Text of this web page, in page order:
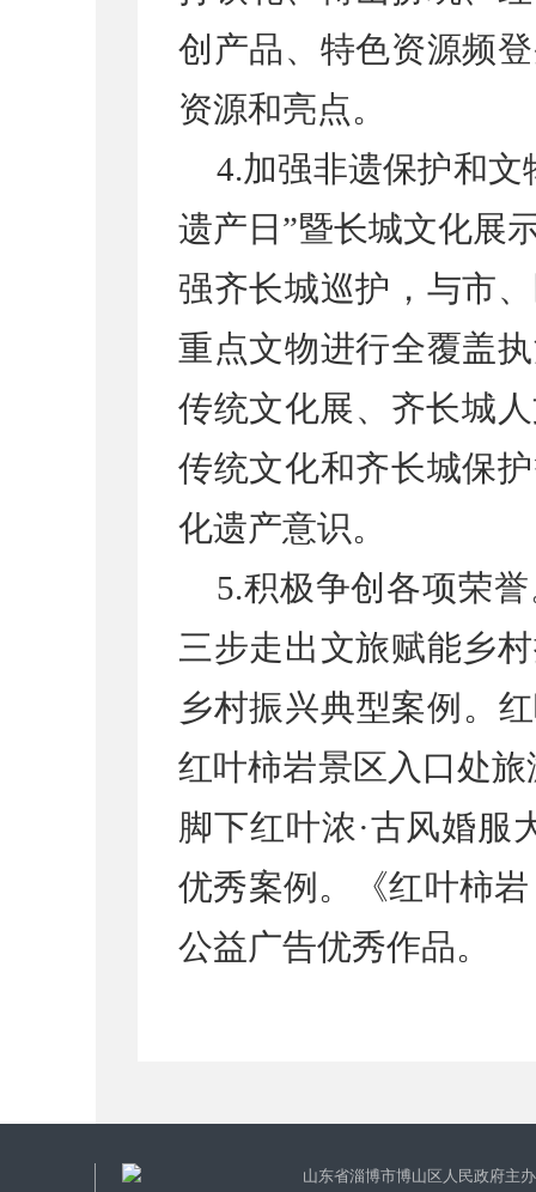
创产品、特色资源频
资源和亮点。
4.加强非遗保护和文
遗产日”暨长城文化展
强齐长城巡护，与市
重点文物进行全覆盖
传统文化展、齐长城
传统文化和齐长城保
化遗产意识。
5.积极争创各项荣
三步走出文旅赋能乡
乡村振兴典型案例。
红叶柿岩景区入口处
脚下红叶浓·古风婚服
优秀案例。《红叶柿
公益广告优秀作品。
山东省淄博市博山区人民政府